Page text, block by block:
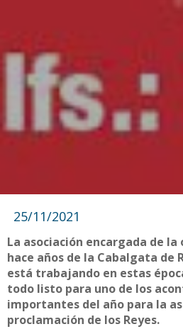
25/11/2021
La asociación encargada de
hace años de la Cabalgata de
está trabajando en estas
todo listo para uno de los
importantes del año para la
proclamación de los Reyes.